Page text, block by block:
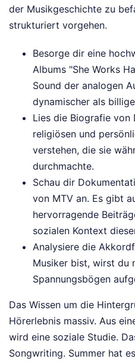
der Musikgeschichte zu
strukturiert vorgehen.
Besorge dir eine
Albums "She Works
Sound der analogen
dynamischer als
Lies die Biografie von
religiösen und
verstehen, die sie
durchmachte.
Schau dir
von MTV an. Es gibt
hervorragende
sozialen Kontext
Analysiere die
Musiker bist, wirst du
Spannungsbögen
Das Wissen um die
Hörerlebnis massiv. Aus
wird eine soziale Studie.
Songwriting. Summer hat